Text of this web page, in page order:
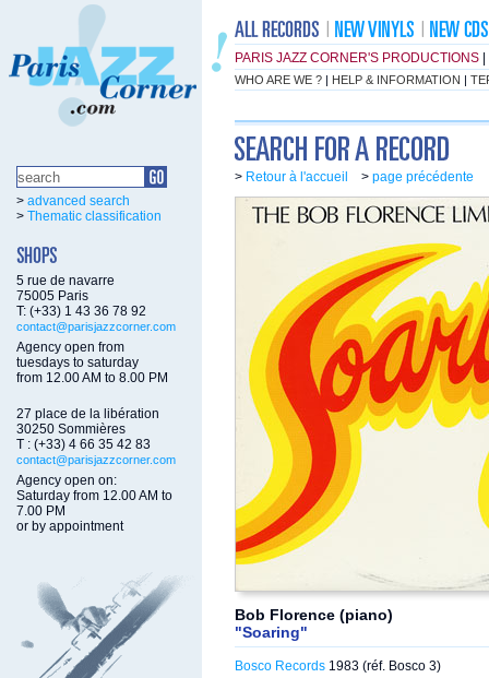
PARIS JAZZ CORNER'S PRODUCTIONS
WHO ARE WE ? | HELP & INFORMATION |
> advanced search
> Thematic classification
5 rue de navarre
75005 Paris
T: (+33) 1 43 36 78 92
contact@parisjazzcorner.com
Agency open from
tuesdays to saturday
from 12.00 AM to 8.00 PM
27 place de la libération
30250 Sommières
T : (+33) 4 66 35 42 83
contact@parisjazzcorner.com
Agency open on:
Saturday from 12.00 AM to
7.00 PM
or by appointment
> Retour à l'accueil > page précédente
Bob Florence (piano)
"Soaring"
Bosco Records 1983 (réf. Bosco 3)